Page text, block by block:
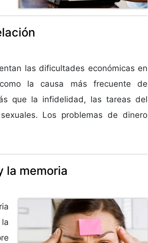
las dificultades económicas en
la causa más frecuente de
que la infidelidad, las tareas del
Los problemas de dinero
la memoria